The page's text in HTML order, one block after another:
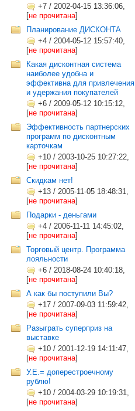
+7 / 2002-04-15 13:36:06,
[не прочитана]
Планирование ДИСКОНТА
+4 / 2004-05-12 15:57:40,
[не прочитана]
Какая дисконтная система
наиболее удобна и
эффективна для привлечения
и удержания покупателей
+6 / 2009-05-12 10:15:12,
[не прочитана]
Эффективность партнерских
программ по дисконтным
карточкам
+10 / 2003-10-25 10:27:22,
[не прочитана]
Скидкам нет!
+13 / 2005-11-05 18:48:31,
[не прочитана]
Подарки - деньгами
+4 / 2006-11-11 14:45:02,
[не прочитана]
Торговый центр. Программа
лояльности
+6 / 2018-08-24 10:40:18,
[не прочитана]
А как бы поступили Вы?
+17 / 2007-09-03 11:59:42,
[не прочитана]
Разыграть суперприз на
выставке
+10 / 2001-12-19 14:11:47,
[не прочитана]
У.Е.= доперестроечному
рублю!
+10 / 2004-03-29 10:19:31,
[не прочитана]